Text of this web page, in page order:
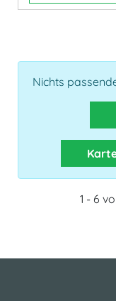
Nichts
1 - 6